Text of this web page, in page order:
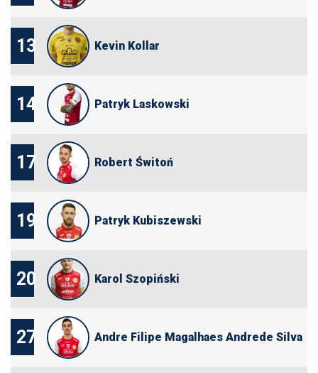
13 Kevin Kollar
14 Patryk Laskowski
17 Robert Świtoń
19 Patryk Kubiszewski
20 Karol Szopiński
27 Andre Filipe Magalhaes Andrede Silva